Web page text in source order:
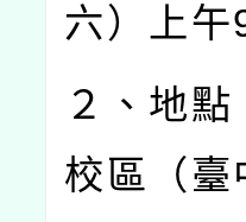
六）上午
２、地
校區（臺